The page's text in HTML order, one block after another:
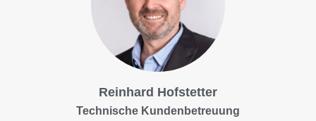
Reinhard Hofstetter
Technische Kundenbetreuung